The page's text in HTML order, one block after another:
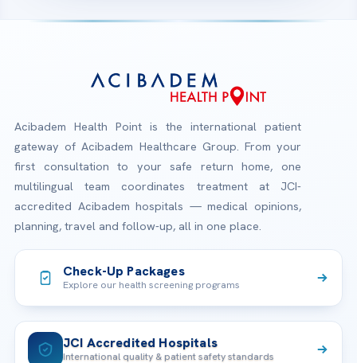
Acibadem Health Point is the international patient
gateway of Acibadem Healthcare Group. From your
first consultation to your safe return home, one
multilingual team coordinates treatment at JCI-
accredited Acibadem hospitals — medical opinions,
planning, travel and follow-up, all in one place.
Check-Up Packages
Explore our health screening programs
JCI Accredited Hospitals
International quality & patient safety standards